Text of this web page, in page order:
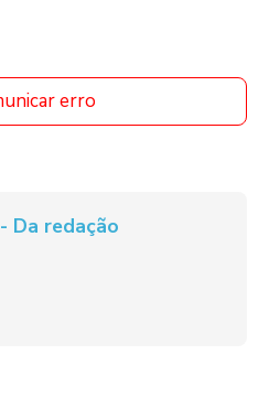
erro
Da redação